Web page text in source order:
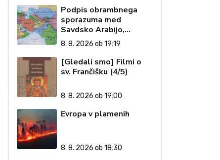
Podpis obrambnega
sporazuma med
Savdsko Arabijo,
Pakistanom in Turčijo
8. 8. 2026 ob 19:19
[Gledali smo] Filmi o
sv. Frančišku (4/5)
8. 8. 2026 ob 19:00
Evropa v plamenih
8. 8. 2026 ob 18:30